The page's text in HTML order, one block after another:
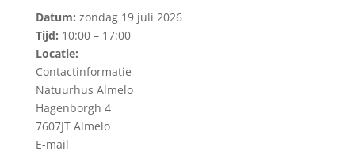
Datum: zondag 19 juli 2026
Tijd: 10:00 – 17:00
Locatie:
Contactinformatie
Natuurhus Almelo
Hagenborgh 4
7607JT Almelo
E-mail